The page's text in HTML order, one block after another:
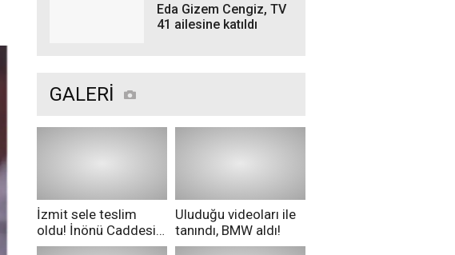
Eda Gizem Cengiz, TV
41 ailesine katıldı
GALERİ
İzmit sele teslim
oldu! İnönü Caddesi
göle döndü!
Uluduğu videoları ile
tanındı, BMW aldı!